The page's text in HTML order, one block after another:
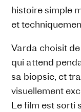
histoire simple
et
Varda choisit de
qui attend
sa biopsie, et
visuellement
Le film est sorti